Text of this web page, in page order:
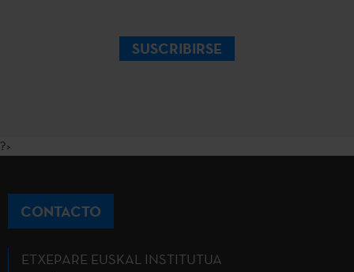
SUSCRIBIRSE
?>
CONTACTO
ETXEPARE EUSKAL INSTITUTUA